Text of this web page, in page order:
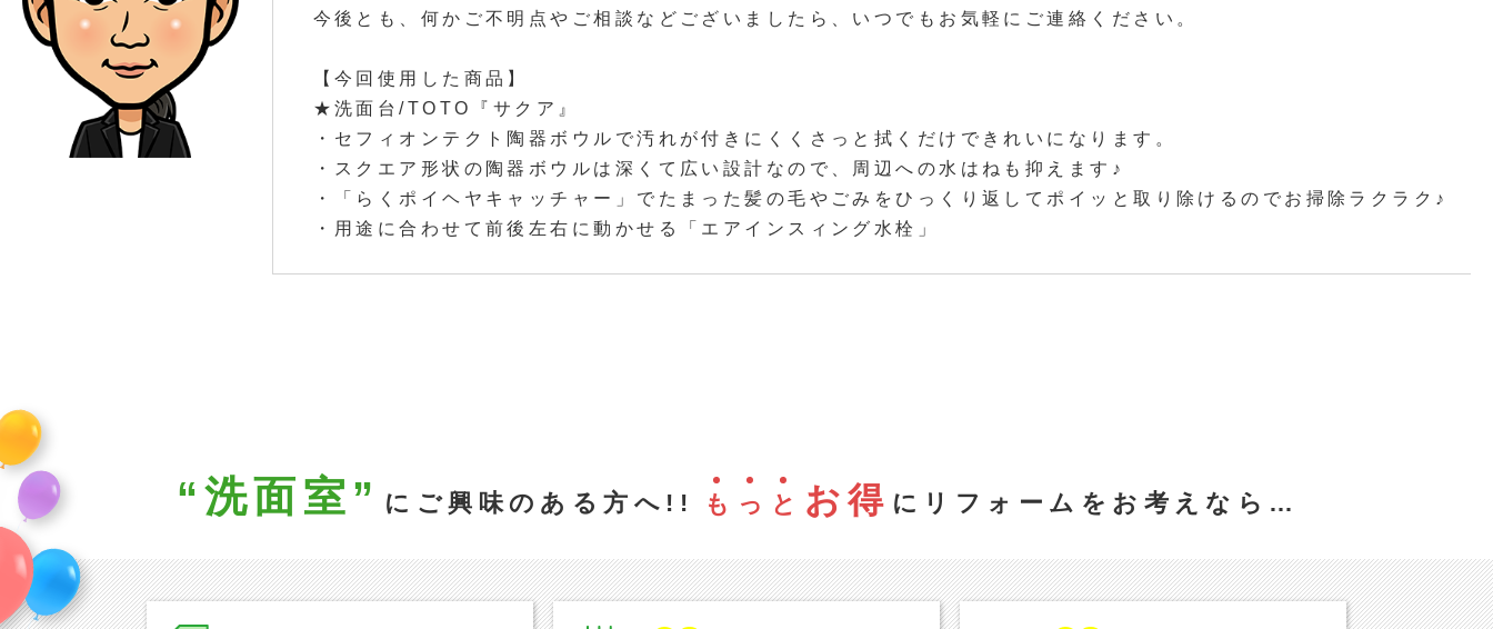
今後とも、何かご不明点やご相談などございましたら、いつでもお気軽にご連絡ください。
【今回使用した商品】
★洗面台/TOTO『サクア』
・セフィオンテクト陶器ボウルで汚れが付きにくくさっと拭くだけできれいになります。
・スクエア形状の陶器ボウルは深くて広い設計なので、周辺への水はねも抑えます♪
・「らくポイヘヤキャッチャー」でたまった髪の毛やごみをひっくり返してポイッと取り除けるのでお掃除ラクラク♪
・用途に合わせて前後左右に動かせる「エアインスィング水栓」
“洗面室” にご興味のある方へ!! も っ と お得 にリフォームをお考えなら…